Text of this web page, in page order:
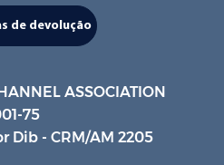
de devolução
ASSOCIATION
75
Dib - CRM/AM 2205